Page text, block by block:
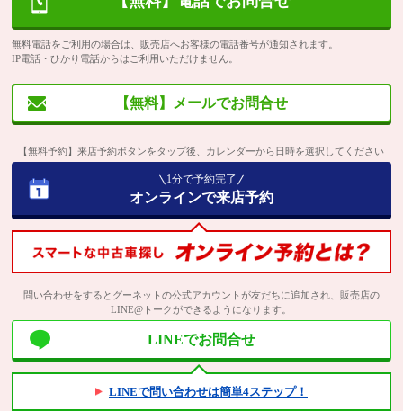
無料電話をご利用の場合は、販売店へお客様の電話番号が通知されます。
IP電話・ひかり電話からはご利用いただけません。
【無料】メールでお問合せ
【無料予約】来店予約ボタンをタップ後、カレンダーから日時を選択してください
1分で予約完了
オンラインで来店予約
問い合わせをするとグーネットの公式アカウントが友だちに追加され、販売店の
LINE@トークができるようになります。
LINEでお問合せ
LINEで問い合わせは簡単4ステップ！